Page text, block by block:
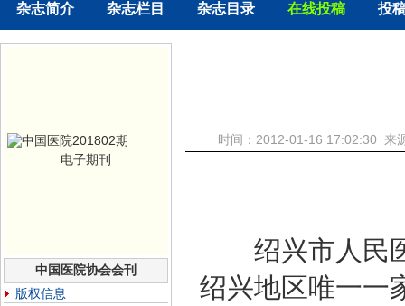
杂志简介 杂志栏目 杂志目录 在线投稿 投
电子期刊
中国医院协会会刊
版权信息
时间：2012-01-16 17:02:30 来
绍兴市人民医
绍兴地区唯一一